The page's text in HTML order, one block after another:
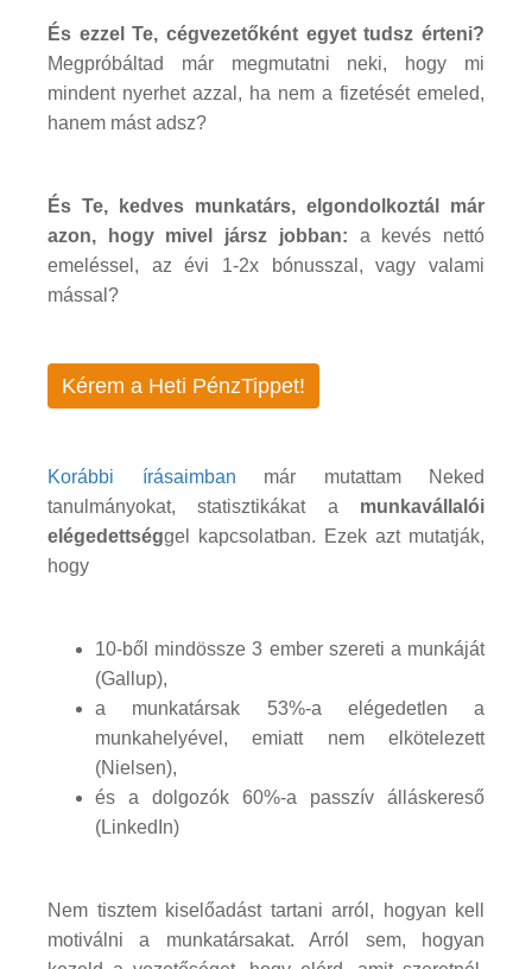
És ezzel Te, cégvezetőként egyet tudsz érteni?
Megpróbáltad már megmutatni neki, hogy mi
mindent nyerhet azzal, ha nem a fizetését emeled,
hanem mást adsz?
És Te, kedves munkatárs, elgondolkoztál már
azon, hogy mivel jársz jobban: a kevés nettó
emeléssel, az évi 1-2x bónusszal, vagy valami
mással?
Kérem a Heti PénzTippet!
Korábbi írásaimban már mutattam Neked
tanulmányokat, statisztikákat a munkavállalói
elégedettséggel kapcsolatban. Ezek azt mutatják,
hogy
10-ből mindössze 3 ember szereti a munkáját
(Gallup),
a munkatársak 53%-a elégedetlen a
munkahelyével, emiatt nem elkötelezett
(Nielsen),
és a dolgozók 60%-a passzív álláskereső
(LinkedIn)
Nem tisztem kiselőadást tartani arról, hogyan kell
motiválni a munkatársakat. Arról sem, hogyan